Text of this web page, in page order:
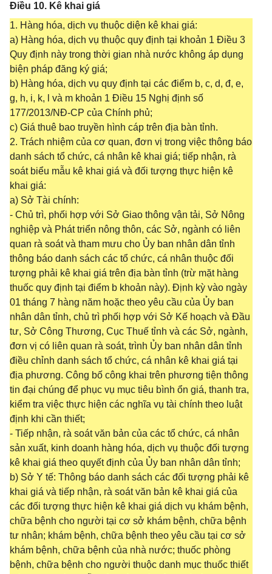
Điều 10. Kê khai giá
1. Hàng hóa, dịch vụ thuộc diện kê khai giá:
a) Hàng hóa, dịch vụ thuộc quy định tại khoản 1 Điều 3
Quy định này trong thời gian nhà nước không áp dụng
biện pháp đăng ký giá;
b) Hàng hóa, dịch vụ quy định tại các điểm b, c, d, đ, e,
g, h, i, k, l và m khoản 1 Điều 15 Nghị định số
177/2013/NĐ-CP của Chính phủ;
c) Giá thuê bao truyền hình cáp trên địa bàn tỉnh.
2. Trách nhiệm của cơ quan, đơn vị trong việc thông báo
danh sách tổ chức, cá nhân kê khai giá; tiếp nhận, rà
soát biểu mẫu kê khai giá và đối tượng thực hiện kê
khai giá:
a) Sở Tài chính:
- Chủ trì, phối hợp với Sở Giao thông vận tải, Sở Nông
nghiệp và Phát triển nông thôn, các Sở, ngành có liên
quan rà soát và tham mưu cho Ủy ban nhân dân tỉnh
thông báo danh sách các tổ chức, cá nhân thuộc đối
tượng phải kê khai giá trên địa bàn tỉnh (trừ mặt hàng
thuốc quy định tại điểm b khoản này). Định kỳ vào ngày
01 tháng 7 hàng năm hoặc theo yêu cầu của Ủy ban
nhân dân tỉnh, chủ trì phối hợp với Sở Kế hoạch và Đầu
tư, Sở Công Thương, Cục Thuế tỉnh và các Sở, ngành,
đơn vị có liên quan rà soát, trình Ủy ban nhân dân tỉnh
điều chỉnh danh sách tổ chức, cá nhân kê khai giá tại
địa phương. Công bố công khai trên phương tiện thông
tin đại chúng để phục vụ mục tiêu bình ổn giá, thanh tra,
kiểm tra việc thực hiện các nghĩa vụ tài chính theo luật
định khi cần thiết;
- Tiếp nhận, rà soát văn bản của các tổ chức, cá nhân
sản xuất, kinh doanh hàng hóa, dịch vụ thuộc đối tượng
kê khai giá theo quyết định của Ủy ban nhân dân tỉnh;
b) Sở Y tế: Thông báo danh sách các đối tượng phải kê
khai giá và tiếp nhận, rà soát văn bản kê khai giá của
các đối tượng thực hiện kê khai giá dịch vụ khám bệnh,
chữa bệnh cho người tại cơ sở khám bệnh, chữa bệnh
tư nhân; khám bệnh, chữa bệnh theo yêu cầu tại cơ sở
khám bệnh, chữa bệnh của nhà nước; thuốc phòng
bệnh, chữa bệnh cho người thuộc danh mục thuốc thiết